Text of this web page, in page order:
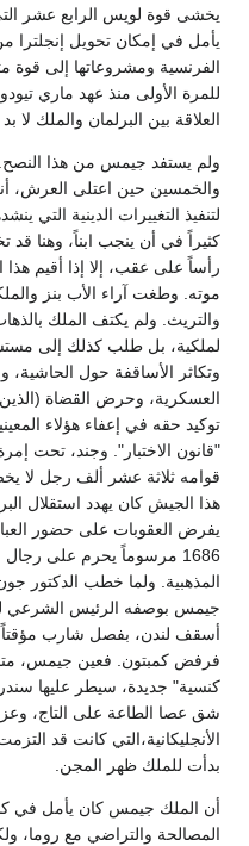
يخشى قوة لويس الرابع عشر
يأمل في إمكان تحويل إنجلترا
الفرنسية ومشروعاتها إلى قوة
للمرة الأولى منذ عهد ماري
العلاقة بين البرلمان والملك لا
ولم يستفد جيمس من هذا النصح.
والخمسين حين اعتلى العرش،
لتنفيذ التغييرات الدينية التي
كثيراً في أن ينجب ابناً، وهنا قد
رأساً على عقب، إلا إذا أقيم
موته. وطغت آراء الأب بنز
والتريث. ولم يكتف الملك
لملكية، بل طلب كذلك إلى
وتكاثر الأساقفة حول الحاشية،
العسكرية، وحرض القضاة
توكيد حقه في إعفاء هؤلاء
"قانون الاختبار". وجند، تحت
قوامه ثلاثة عشر ألف رجل لا
هذا الجيش كان يهدد استقلال
يفرض العقوبات على حضور
1686 مرسوماً يحرم على
المذهبية. ولما خطب الدكتور
جيمس بوصفه الرئيس الشرعي
أسقف لندن، بفصل شارب مؤقتاً
كنسية" جديدة، سيطر عليها
شق عصا الطاعة على التاج،
الأنجليكانية،التي كانت قد
بدأت للملك ظهر المجن.
أن الملك جيمس كان يأمل في
المصالحة والتراضي مع روما،